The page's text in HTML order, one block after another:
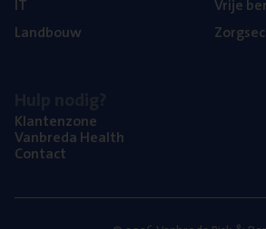
Land­bouw
Klan­ten­zo­ne
Van­b­re­da Health
Con­tact